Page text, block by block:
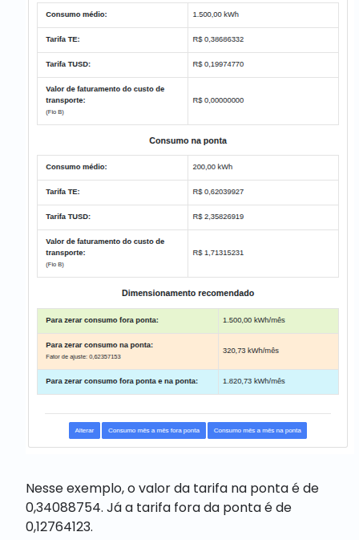
Nesse exemplo, o valor da tarifa na ponta é de
0,34088754. Já a tarifa fora da ponta é de
0,12764123.